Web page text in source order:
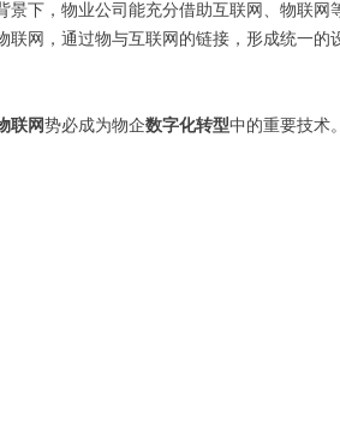
景下，物业公司能充分借助互联网、物联网
网，通过物与互联网的链接，形成统一
联网势必成为物企数字化转型中的重要技术。